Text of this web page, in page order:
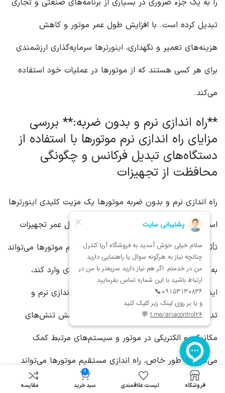
را به یک جزء ضروری در بسیاری از برنامه‌های صنعتی و تجاری
تبدیل کرده است. با افزایش طول عمر موتور و کاهش
هزینه‌های تعمیر و نگهداری، اینورترها سرمایه‌گذاری ارزشمندی
برای هر کسی هستند که از موتورها در عملیات خود استفاده
می‌کند.
**راه اندازی نرم و بدون ضربه:** بررسی
مزایای راه اندازی نرم موتورها با استفاده از
دستگاه‌های تبدیل فرکانس و چگونگی
محافظت از تجهیزات
راه اندازی نرم و بدون ضربه موتورها یک مزیت کلیدی اینورترها
است که به طور قابل توجهی بر عملکرد و طول عمر تجهیزات
تأثیر می‌گذارد. در حالی که راه اندازی مستقیم موتورها می‌تواند
به سیستم‌های مکانیکی و الکتریکی فشار زیادی وارد کند،
اینورترها با کنترل دقیق ولتاژ و فرکانس، راه اندازی نرم و
تدریجی را امکان‌پذیر می‌کنند. این امر به کاهش تنش‌های
مکانیکی و الکتریکی در موتور و سیستم‌های مرتبط کمک
می‌کند. به طور خاص، راه اندازی مستقیم موتورها می‌تواند
منجر به جریان‌های راه‌اندازی بسیار بالا شود که چندین برابر
فروشگاه لیست علاقمندی
0
سبد خرید مقایسه